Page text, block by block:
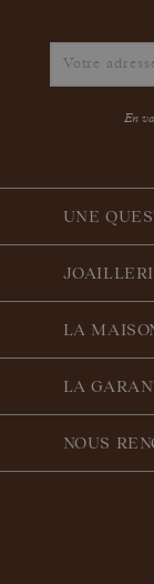
En
UNE
LA
LA
NOUS